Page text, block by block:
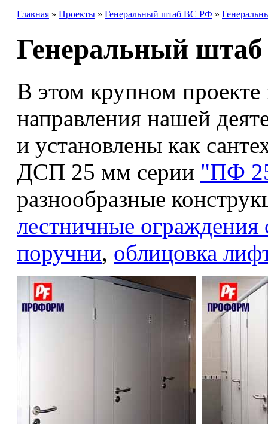
Главная » Проекты » Генеральный штаб ВС РФ »
Генеральный
В этом крупном проекте
направления нашей
и установлены как
ДСП 25 мм серии "ПФ
разнообразные
лестничные ограждения
поручни, облицовка